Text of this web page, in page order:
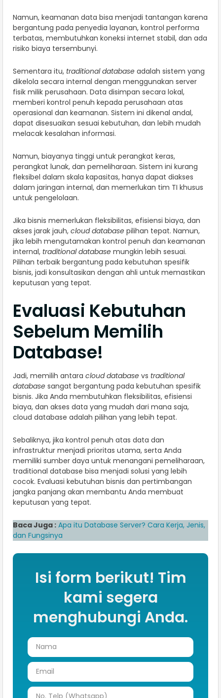
Namun, keamanan data bisa menjadi tantangan karena
bergantung pada penyedia layanan, kontrol performa
terbatas, membutuhkan koneksi internet stabil, dan ada
risiko biaya tersembunyi.
Sementara itu, traditional database adalah sistem yang
dikelola secara internal dengan menggunakan server
fisik milik perusahaan. Data disimpan secara lokal,
memberi kontrol penuh kepada perusahaan atas
operasional dan keamanan. Sistem ini dikenal andal,
dapat disesuaikan sesuai kebutuhan, dan lebih mudah
melacak kesalahan informasi.
Namun, biayanya tinggi untuk perangkat keras,
perangkat lunak, dan pemeliharaan. Sistem ini kurang
fleksibel dalam skala kapasitas, hanya dapat diakses
dalam jaringan internal, dan memerlukan tim TI khusus
untuk pengelolaan.
Jika bisnis memerlukan fleksibilitas, efisiensi biaya, dan
akses jarak jauh, cloud database pilihan tepat. Namun,
jika lebih mengutamakan kontrol penuh dan keamanan
internal, traditional database mungkin lebih sesuai.
Pilihan terbaik bergantung pada kebutuhan spesifik
bisnis, jadi konsultasikan dengan ahli untuk memastikan
keputusan yang tepat.
Evaluasi Kebutuhan
Sebelum Memilih
Database!
Jadi, memilih antara cloud database vs traditional
database sangat bergantung pada kebutuhan spesifik
bisnis. Jika Anda membutuhkan fleksibilitas, efisiensi
biaya, dan akses data yang mudah dari mana saja,
cloud database adalah pilihan yang lebih tepat.
Sebaliknya, jika kontrol penuh atas data dan
infrastruktur menjadi prioritas utama, serta Anda
memiliki sumber daya untuk menangani pemeliharaan,
traditional database bisa menjadi solusi yang lebih
cocok. Evaluasi kebutuhan bisnis dan pertimbangan
jangka panjang akan membantu Anda membuat
keputusan yang tepat.
Baca Juga : Apa itu Database Server? Cara Kerja, Jenis,
dan Fungsinya
Isi form berikut! Tim
kami segera
menghubungi Anda.